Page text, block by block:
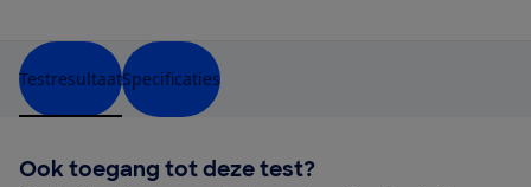
TestresultaatSpecificaties
Ook toegang tot deze test?